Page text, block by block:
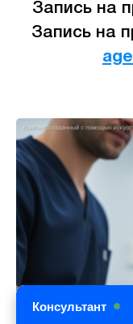
Запись на
Запись на
Консультант